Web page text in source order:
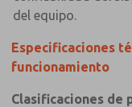
del equipo.
Especificaciones
funcionamiento
Clasificaciones de